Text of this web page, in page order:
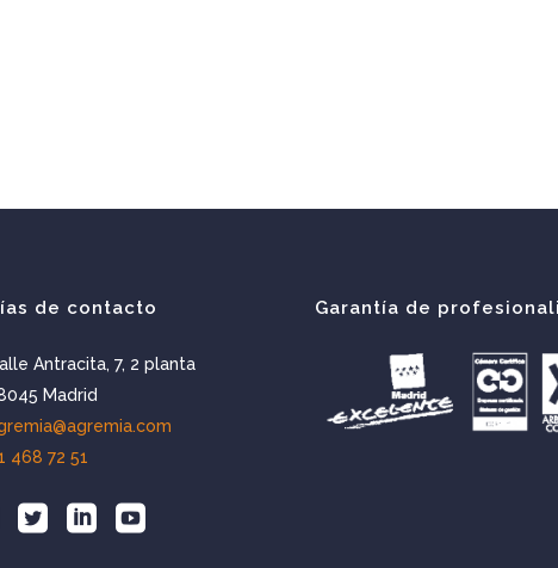
de contacto
Antracita, 7, 2 planta
Madrid
468 72 51
Garantía de